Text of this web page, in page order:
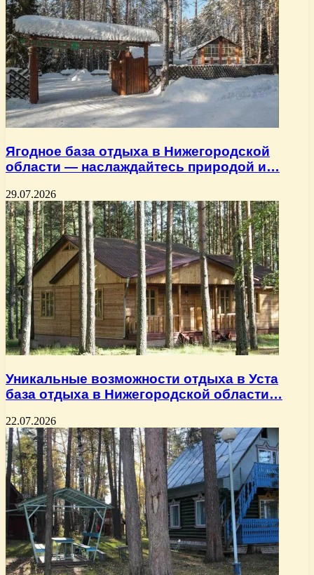
Ягодное база отдыха в Нижегородской
области — наслаждайтесь природой и…
29.07.2026
Уникальные возможности отдыха в Уста
база отдыха в Нижегородской области…
22.07.2026